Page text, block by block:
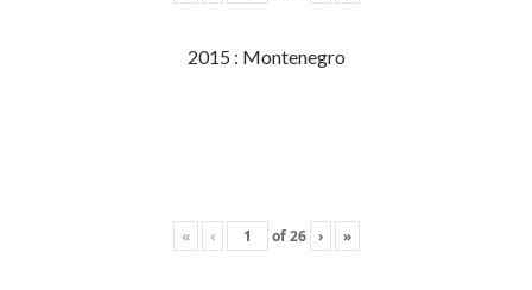
2015 : Montenegro
« ‹ of26 › »